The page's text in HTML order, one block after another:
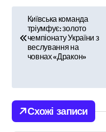
г
а
Київська команда
тріумфує: золото
чемпіонату України з
веслування на
човнах «Дракон»
Схожі записи